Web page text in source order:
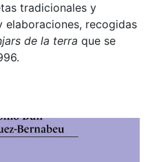
tradicionales y
recogidas
de la terra que se